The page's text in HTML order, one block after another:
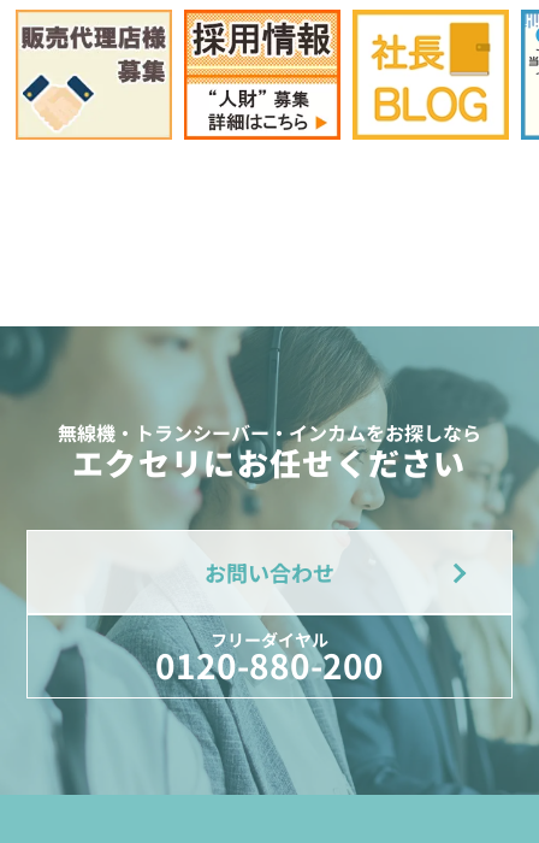
無線機・トランシーバー・インカムをお探しなら
エクセリにお任せください
お問い合わせ
フリーダイヤル
0120-880-200